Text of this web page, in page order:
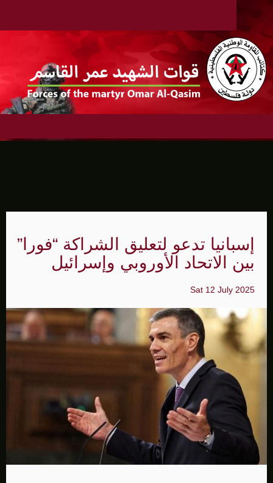
إسبانيا تدعو لتعليق الشراكة “فورا”
بين الاتحاد الأوروبي وإسرائيل
Sat 12 July 2025